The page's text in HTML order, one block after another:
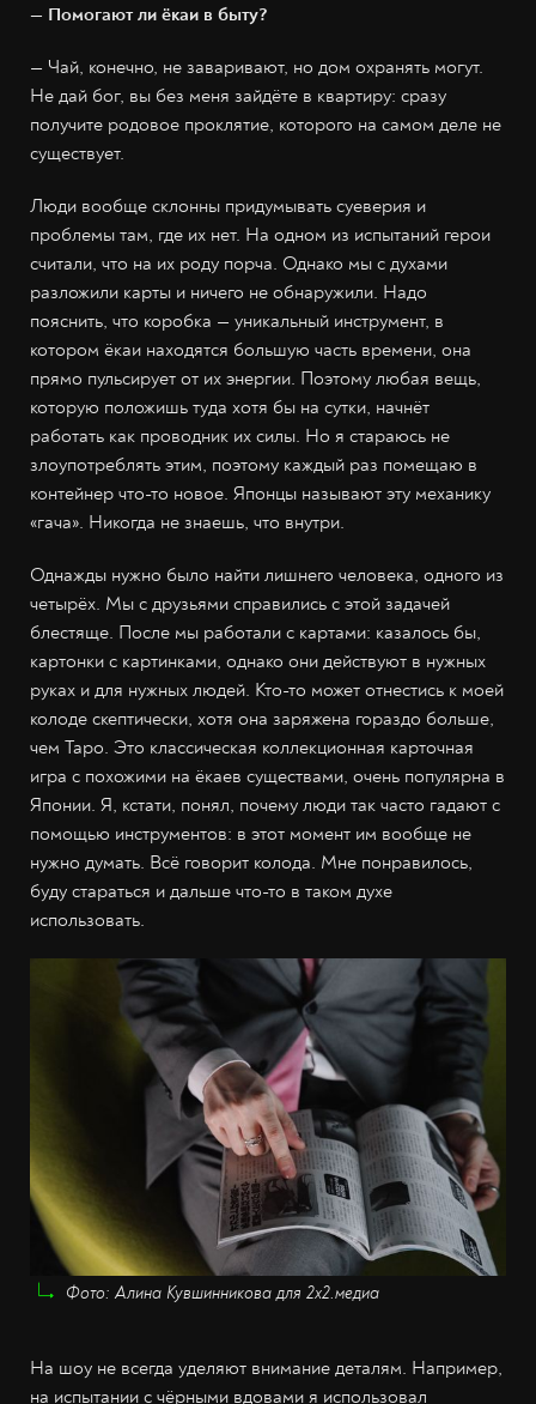
— Помогают ли ёкаи в быту?
— Чай, конечно, не заваривают, но дом охранять могут.
Не дай бог, вы без меня зайдёте в квартиру: сразу
получите родовое проклятие, которого на самом деле не
существует.
Люди вообще склонны придумывать суеверия и
проблемы там, где их нет. На одном из испытаний герои
считали, что на их роду порча. Однако мы с духами
разложили карты и ничего не обнаружили. Надо
пояснить, что коробка — уникальный инструмент, в
котором ёкаи находятся большую часть времени, она
прямо пульсирует от их энергии. Поэтому любая вещь,
которую положишь туда хотя бы на сутки, начнёт
работать как проводник их силы. Но я стараюсь не
злоупотреблять этим, поэтому каждый раз помещаю в
контейнер что-то новое. Японцы называют эту механику
«гача». Никогда не знаешь, что внутри.
Однажды нужно было найти лишнего человека, одного из
четырёх. Мы с друзьями справились с этой задачей
блестяще. После мы работали с картами: казалось бы,
картонки с картинками, однако они действуют в нужных
руках и для нужных людей. Кто-то может отнестись к моей
колоде скептически, хотя она заряжена гораздо больше,
чем Таро. Это классическая коллекционная карточная
игра с похожими на ёкаев существами, очень популярна в
Японии. Я, кстати, понял, почему люди так часто гадают с
помощью инструментов: в этот момент им вообще не
нужно думать. Всё говорит колода. Мне понравилось,
буду стараться и дальше что-то в таком духе
использовать.
Фото: Алина Кувшинникова для 2х2.медиа
На шоу не всегда уделяют внимание деталям. Например,
на испытании с чёрными вдовами я использовал